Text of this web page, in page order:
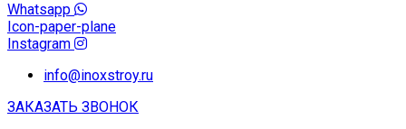
Whatsapp
Icon-paper-plane
Instagram
info@inoxstroy.ru
ЗАКАЗАТЬ ЗВОНОК